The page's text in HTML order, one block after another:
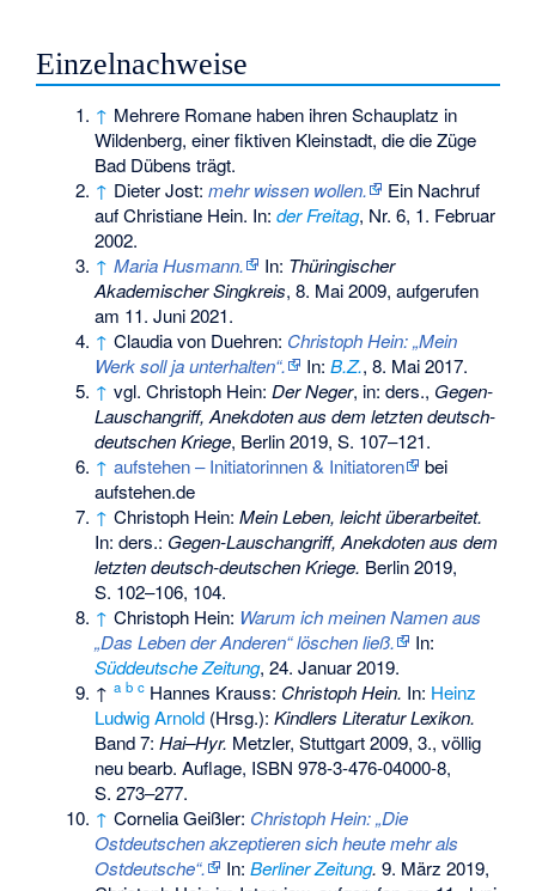
Einzelnachweise
↑ Mehrere Romane haben ihren Schauplatz in
Wildenberg, einer fiktiven Kleinstadt, die die Züge
Bad Dübens trägt.
↑ Dieter Jost:mehr wissen wollen.
Ein Nachruf
auf Christiane Hein. In:der Freitag, Nr. 6, 1. Februar
2002.
↑ Maria Husmann. In: Thüringischer
Akademischer Singkreis, 8. Mai 2009, aufgerufen
am 11. Juni 2021.
↑ Claudia von Duehren: Christoph Hein: „Mein
Werk soll ja unterhalten“.
In:B.Z., 8. Mai 2017.
↑ vgl. Christoph Hein:Der Neger, in: ders., Gegen-
Lauschangriff, Anekdoten aus dem letzten deutsch-
deutschen Kriege, Berlin 2019, S. 107–121.
↑ aufstehen – Initiatorinnen & Initiatoren
bei
aufstehen.de
↑ Christoph Hein:Mein Leben, leicht überarbeitet.
In: ders.: Gegen-Lauschangriff, Anekdoten aus dem
letzten deutsch-deutschen Kriege. Berlin 2019,
S. 102–106, 104.
↑ Christoph Hein: Warum ich meinen Namen aus
„Das Leben der Anderen“ löschen ließ.
In:
Süddeutsche Zeitung, 24. Januar 2019.
↑a b c Hannes Krauss: Christoph Hein. In: Heinz
Ludwig Arnold (Hrsg.):Kindlers Literatur Lexikon.
Band 7:Hai–Hyr. Metzler, Stuttgart 2009, 3., völlig
neu bearb. Auflage, ISBN 978-3-476-04000-8,
S. 273–277.
↑ Cornelia Geißler: Christoph Hein: „Die
Ostdeutschen akzeptieren sich heute mehr als
Ostdeutsche“.
In:Berliner Zeitung. 9. März 2019,